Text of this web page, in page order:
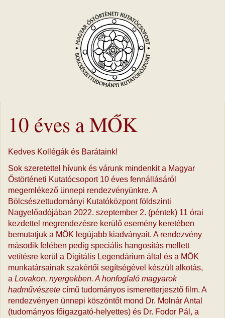
10 éves a MŐK
Kedves Kollégák és Barátaink!
Sok szeretettel hívunk és várunk mindenkit a Magyar
Őstörténeti Kutatócsoport 10 éves fennállásáról
megemlékező ünnepi rendezvényünkre. A
Bölcsészettudományi Kutatóközpont földszinti
Nagyelőadójában 2022. szeptember 2. (péntek) 11 órai
kezdettel megrendezésre kerülő esemény keretében
bemutatjuk a MŐK legújabb kiadványait. A rendezvény
második felében pedig speciális hangosítás mellett
vetítésre kerül a Digitális Legendárium által és a MŐK
munkatársainak szakértői segítségével készült alkotás,
a Lovakon, nyergekben. A honfoglaló magyarok
hadművészete című tudományos ismeretterjesztő film. A
rendezvényen ünnepi köszöntőt mond Dr. Molnár Antal
(tudományos főigazgató-helyettes) és Dr. Fodor Pál, a